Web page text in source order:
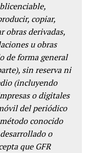
copiar,
obras derivadas,
u obras
de forma general
sin reserva ni
(incluyendo
o digitales
del periódico
conocido
o
que GFR